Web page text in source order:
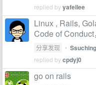
replied byyafeilee
Linux , Rails,
Code of Conduct
分享发现 •
replied bycpdyj0
go on rails